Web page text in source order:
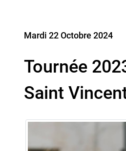
Mardi 22 Octobre 2024
Tournée
Saint